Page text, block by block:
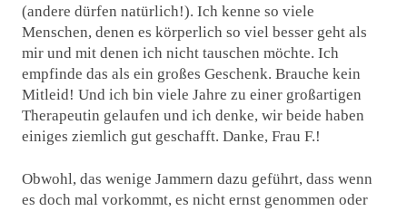
(andere dürfen natürlich!). Ich kenne so viele
Menschen, denen es körperlich so viel besser geht als
mir und mit denen ich nicht tauschen möchte. Ich
empfinde das als ein großes Geschenk. Brauche kein
Mitleid! Und ich bin viele Jahre zu einer großartigen
Therapeutin gelaufen und ich denke, wir beide haben
einiges ziemlich gut geschafft. Danke, Frau F.!
Obwohl, das wenige Jammern dazu geführt, dass wenn
es doch mal vorkommt, es nicht ernst genommen oder